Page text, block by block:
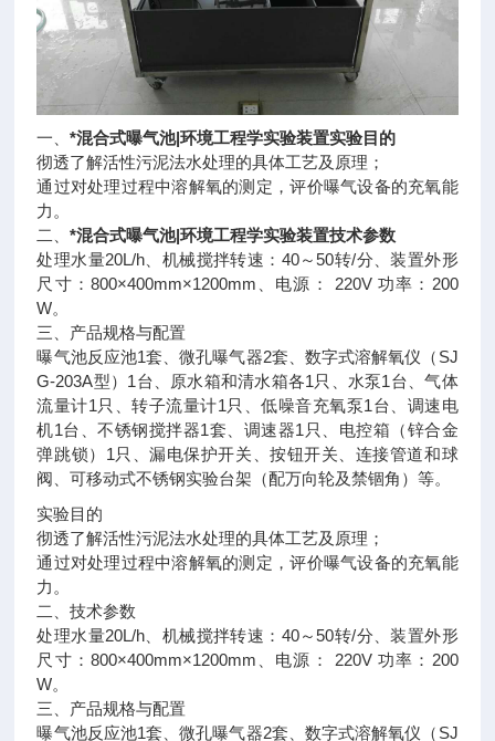
一、*混合式曝气池|环境工程学实验装置实验目的
彻透了解活性污泥法水处理的具体工艺及原理；
通过对处理过程中溶解氧的测定，评价曝气设备的充氧能
力。
二、*混合式曝气池|环境工程学实验装置技术参数
处理水量20L/h、机械搅拌转速：40～50转/分、装置外形
尺寸：800×400mm×1200mm、电源： 220V 功率：200
W。
三、产品规格与配置
曝气池反应池1套、微孔曝气器2套、数字式溶解氧仪（SJ
G-203A型）1台、原水箱和清水箱各1只、水泵1台、气体
流量计1只、转子流量计1只、低噪音充氧泵1台、调速电
机1台、不锈钢搅拌器1套、调速器1只、电控箱（锌合金
弹跳锁）1只、漏电保护开关、按钮开关、连接管道和球
阀、可移动式不锈钢实验台架（配万向轮及禁锢角）等。
实验目的
彻透了解活性污泥法水处理的具体工艺及原理；
通过对处理过程中溶解氧的测定，评价曝气设备的充氧能
力。
二、技术参数
处理水量20L/h、机械搅拌转速：40～50转/分、装置外形
尺寸：800×400mm×1200mm、电源： 220V 功率：200
W。
三、产品规格与配置
曝气池反应池1套、微孔曝气器2套、数字式溶解氧仪（SJ